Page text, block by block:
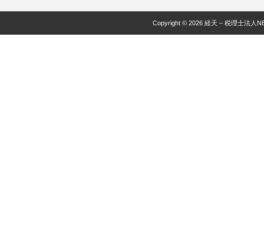
Copyright © 2026 経天 – 税理士法人